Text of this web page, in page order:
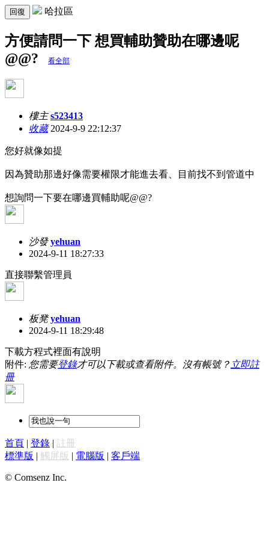
回復 哈拉區
方便請問一下 想買輔助贊助在哪邊呢
@@?
看全部
樓主 s523413
收藏2024-9-9 22:12:37
您好就像如提
因為贊助那邊好像需要權限才能進去看、目前找不到管道中
想詢問一下要在哪邊買輔助呢@@?
沙發 yehuan
2024-9-11 18:27:33
直接聯繫管理員
板凳 yehuan
2024-9-11 18:29:48
下載方程式裡面有說明
附件: 您需要登錄才可以下載或查看附件。沒有帳號？ 立即註
冊
首頁 | 登錄 | 註冊
標準版 | 觸屏版 | 電腦版 | 客戶端
© Comsenz Inc.